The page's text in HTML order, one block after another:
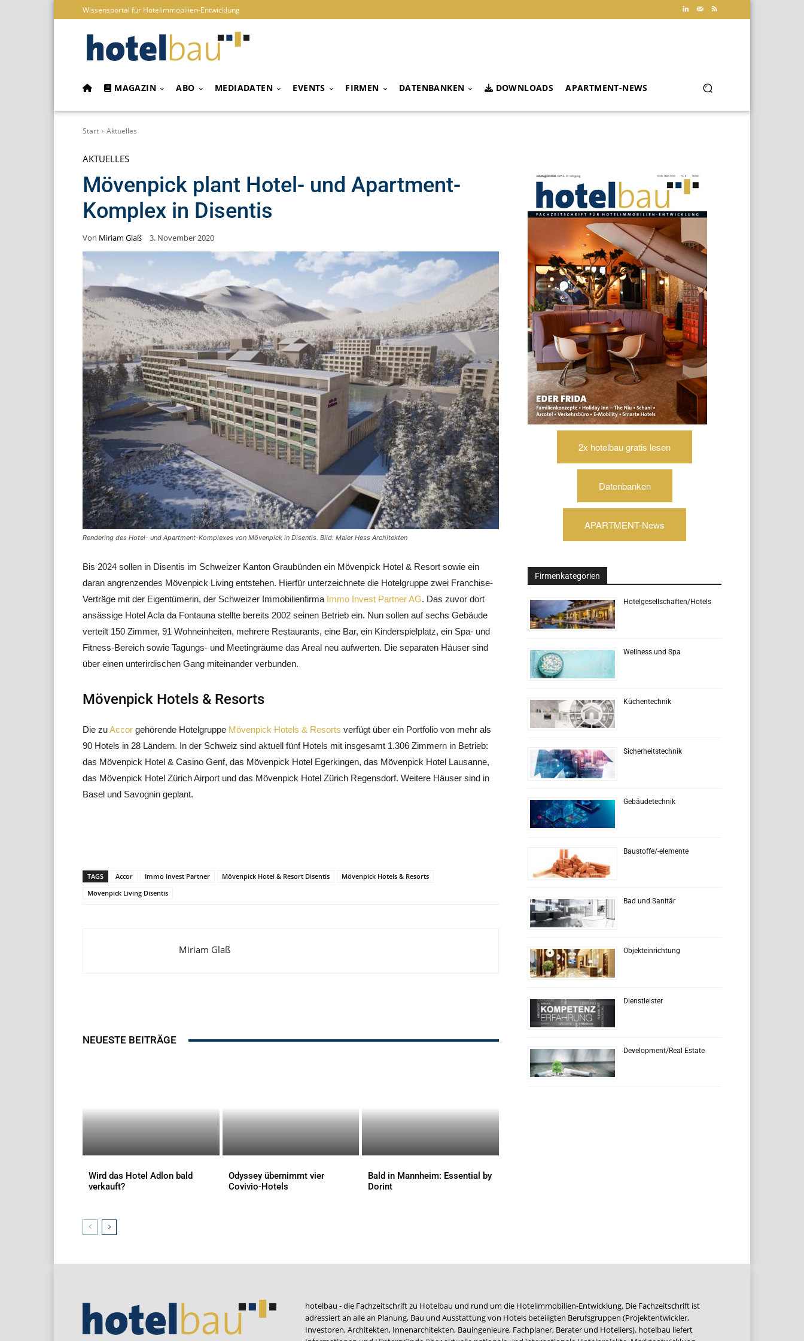
Wissensportal für Hotelimmobilien-Entwicklung
MAGAZIN ABO MEDIADATEN EVENTS FIRMEN DATENBANKEN DOWNLOADS APARTMENT-NEWS
Start Aktuelles
AKTUELLES
Mövenpick plant Hotel- und Apartment-
Komplex in Disentis
Von Miriam Glaß 3. November 2020
Rendering des Hotel- und Apartment-Komplexes von Mövenpick in Disentis. Bild: Maier Hess Architekten
Bis 2024 sollen in Disentis im Schweizer Kanton Graubünden ein Mövenpick Hotel & Resort sowie ein
daran angrenzendes Mövenpick Living entstehen. Hierfür unterzeichnete die Hotelgruppe zwei Franchise-
Verträge mit der Eigentümerin, der Schweizer Immobilienfirma Immo Invest Partner AG. Das zuvor dort
ansässige Hotel Acla da Fontauna stellte bereits 2002 seinen Betrieb ein. Nun sollen auf sechs Gebäude
verteilt 150 Zimmer, 91 Wohneinheiten, mehrere Restaurants, eine Bar, ein Kinderspielplatz, ein Spa- und
Fitness-Bereich sowie Tagungs- und Meetingräume das Areal neu aufwerten. Die separaten Häuser sind
über einen unterirdischen Gang miteinander verbunden.
Mövenpick Hotels & Resorts
Die zuAccor gehörende Hotelgruppe Mövenpick Hotels & Resorts verfügt über ein Portfolio von mehr als
90 Hotels in 28 Ländern. In der Schweiz sind aktuell fünf Hotels mit insgesamt 1.306 Zimmern in Betrieb:
das Mövenpick Hotel & Casino Genf, das Mövenpick Hotel Egerkingen, das Mövenpick Hotel Lausanne,
das Mövenpick Hotel Zürich Airport und das Mövenpick Hotel Zürich Regensdorf. Weitere Häuser sind in
Basel und Savognin geplant.
TAGS Accor Immo Invest Partner Mövenpick Hotel & Resort Disentis
Mövenpick Hotels & Resorts
Mövenpick Living Disentis
Miriam Glaß
NEUESTE BEITRÄGE
Wird das Hotel Adlon bald
verkauft?
Odyssey übernimmt vier
Covivio-Hotels
Bald in Mannheim: Essential by
Dorint
2x hotelbau gratis lesen
Datenbanken
APARTMENT-News
Firmenkategorien
Hotelgesellschaften/Hotels
Wellness und Spa
Küchentechnik
Sicherheitstechnik
Gebäudetechnik
Baustoffe/-elemente
Bad und Sanitär
Objekteinrichtung
Dienstleister
Development/Real Estate
hotelbau - die Fachzeitschrift zu Hotelbau und rund um die Hotelimmobilien-Entwicklung. Die Fachzeitschrift ist
adressiert an alle an Planung, Bau und Ausstattung von Hotels beteiligten Berufsgruppen (Projektentwickler,
Investoren, Architekten, Innenarchitekten, Bauingenieure, Fachplaner, Berater und Hoteliers). hotelbau liefert